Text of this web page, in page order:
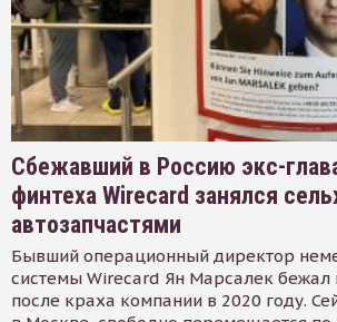
Сбежавший в Россию экс-
финтеха Wirecard занялся
автозапчастями
Бывший операционный директор
системы Wirecard Ян Марсалек бежал
после краха компании в 2020 году.